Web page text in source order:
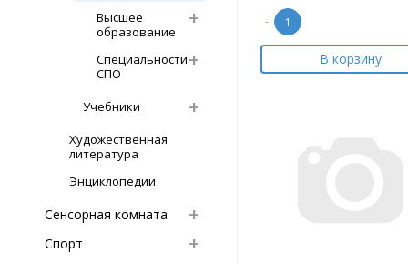
Высшее
образование
Специальности
СПО
Учебники
Художественная
литература
Энциклопедии
Сенсорная комната
Спорт
-
В корзину